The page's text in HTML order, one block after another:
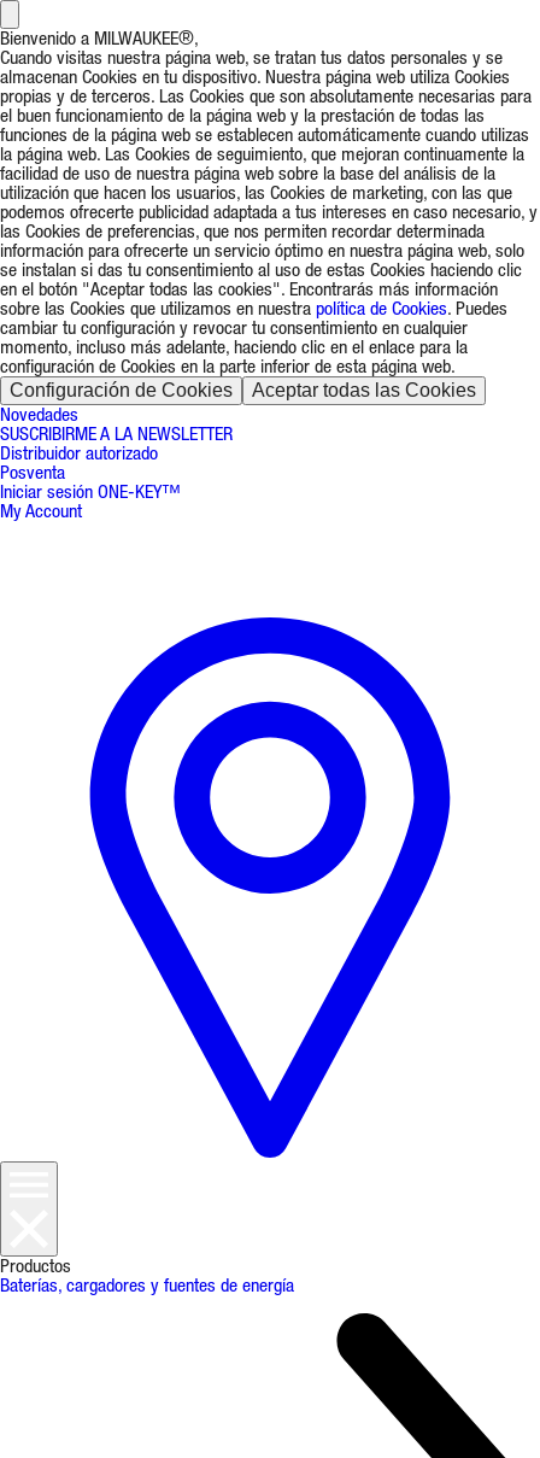
Bienvenido a MILWAUKEE®,
Cuando visitas nuestra página web, se tratan tus datos personales y se
almacenan Cookies en tu dispositivo. Nuestra página web utiliza Cookies
propias y de terceros. Las Cookies que son absolutamente necesarias para
el buen funcionamiento de la página web y la prestación de todas las
funciones de la página web se establecen automáticamente cuando utilizas
la página web. Las Cookies de seguimiento, que mejoran continuamente la
facilidad de uso de nuestra página web sobre la base del análisis de la
utilización que hacen los usuarios, las Cookies de marketing, con las que
podemos ofrecerte publicidad adaptada a tus intereses en caso necesario, y
las Cookies de preferencias, que nos permiten recordar determinada
información para ofrecerte un servicio óptimo en nuestra página web, solo
se instalan si das tu consentimiento al uso de estas Cookies haciendo clic
en el botón "Aceptar todas las cookies". Encontrarás más información
sobre las Cookies que utilizamos en nuestra política de Cookies. Puedes
cambiar tu configuración y revocar tu consentimiento en cualquier
momento, incluso más adelante, haciendo clic en el enlace para la
configuración de Cookies en la parte inferior de esta página web.
Configuración de Cookies Aceptar todas las Cookies
Novedades
SUSCRIBIRME A LA NEWSLETTER
Distribuidor autorizado
Posventa
Iniciar sesión ONE-KEY™
My Account
Productos
Baterías, cargadores y fuentes de energía